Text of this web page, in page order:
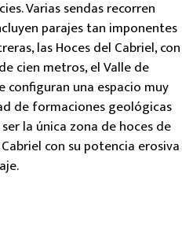
Varias sendas recorren
parajes tan imponentes
las Hoces del Cabriel, con
cien metros, el Valle de
configuran una espacio muy
de formaciones geológicas
la única zona de hoces de
con su potencia erosiva